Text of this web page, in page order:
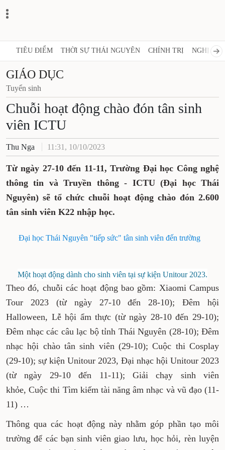
TIÊU ĐIỂM THỜI SỰ THÁI NGUYÊN CHÍNH TRỊ NGHỊ
GIÁO DỤC
Tuyển sinh
Chuỗi hoạt động chào đón tân sinh
viên ICTU
Thu Nga 11:31, 10/10/2023
Từ ngày 27-10 đến 11-11, Trường Đại học Công nghệ
thông tin và Truyền thông - ICTU (Đại học Thái
Nguyên) sẽ tổ chức chuỗi hoạt động chào đón 2.600
tân sinh viên K22 nhập học.
Đại học Thái Nguyên "tiếp sức" tân sinh viên đến trường
Một hoạt động dành cho sinh viên tại sự kiện Unitour 2023.
Theo đó, chuỗi các hoạt động bao gồm: Xiaomi Campus
Tour 2023 (từ ngày 27-10 đến 28-10); Đêm hội
Halloween, Lễ hội ẩm thực (từ ngày 28-10 đến 29-10);
Đêm nhạc các câu lạc bộ tỉnh Thái Nguyên (28-10); Đêm
nhạc hội chào tân sinh viên (29-10); Cuộc thi Cosplay
(29-10); sự kiện Unitour 2023, Đại nhạc hội Unitour 2023
(từ ngày 29-10 đến 11-11); Giải chạy sinh viên
khỏe, Cuộc thi Tìm kiếm tài năng âm nhạc và vũ đạo (11-
11) …
Thông qua các hoạt động này nhằm góp phần tạo môi
trường để các bạn sinh viên giao lưu, học hỏi, rèn luyện